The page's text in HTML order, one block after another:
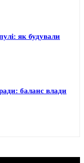
як будували
баланс влади